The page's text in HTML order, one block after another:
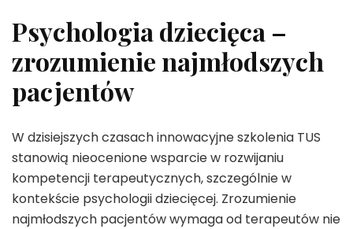
Psychologia dziecięca –
zrozumienie najmłodszych
pacjentów
W dzisiejszych czasach innowacyjne szkolenia TUS
stanowią nieocenione wsparcie w rozwijaniu
kompetencji terapeutycznych, szczególnie w
kontekście psychologii dziecięcej. Zrozumienie
najmłodszych pacjentów wymaga od terapeutów nie